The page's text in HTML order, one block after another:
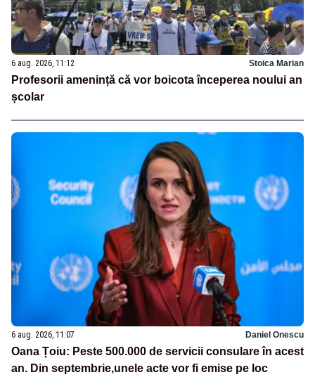
6 aug. 2026, 11:12 Stoica Marian
Profesorii amenință că vor boicota începerea noului an
școlar
6 aug. 2026, 11:07 Daniel Onescu
Oana Țoiu: Peste 500.000 de servicii consulare în acest
an. Din septembrie,unele acte vor fi emise pe loc